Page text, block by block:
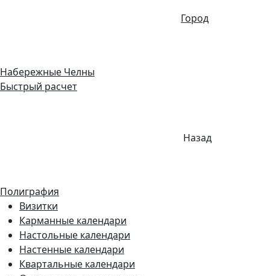
Город
Набережные Челны
Быстрый расчет
Назад
Полиграфия
Визитки
Карманные календари
Настольные календари
Настенные календари
Квартальные календари